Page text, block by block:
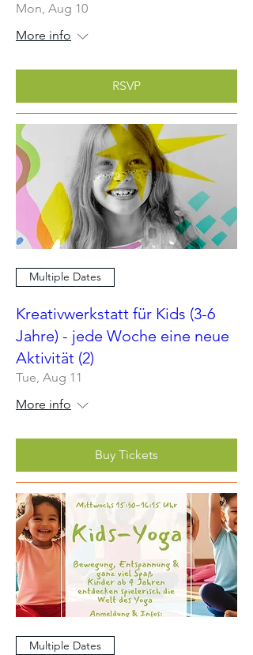
Mon, Aug 10
More info
RSVP
Multiple Dates
Kreativwerkstatt für Kids (3-6
Jahre) - jede Woche eine neue
Aktivität (2)
Tue, Aug 11
More info
Buy Tickets
Multiple Dates